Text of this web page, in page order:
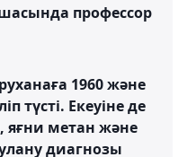
профессор
1960 және
түсті. Екеуіне де
яғни метан және
диагнозы